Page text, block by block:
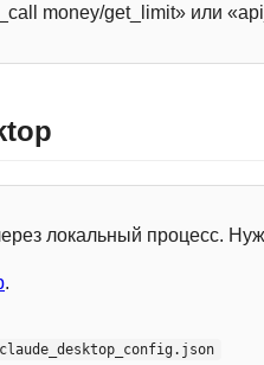
money/get_limit» или
локальный процесс.
.